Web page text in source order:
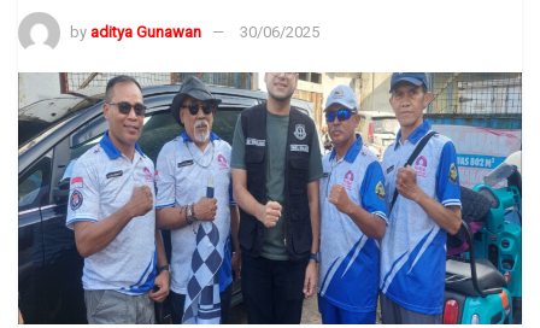
by aditya Gunawan 30/06/2025